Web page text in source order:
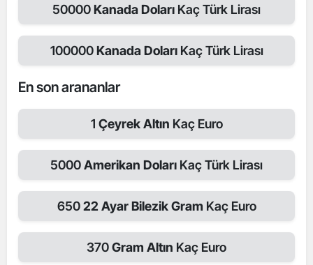
50000Kanada Doları Kaç Türk Lirası
100000Kanada DolarıKaç Türk Lirası
En son arananlar
1 Çeyrek Altın Kaç Euro
5000Amerikan Doları Kaç Türk Lirası
65022 Ayar Bilezik Gram Kaç Euro
370Gram Altın Kaç Euro